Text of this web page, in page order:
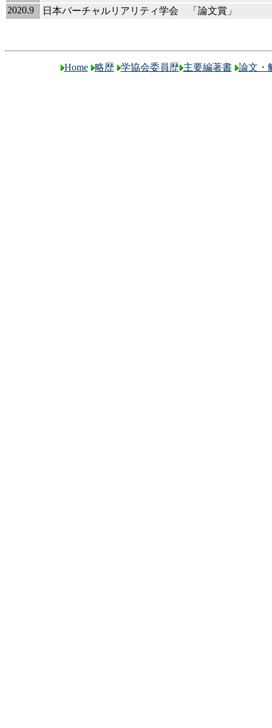
2020.9
日本バーチャルリアリティ学会 「論文賞」
Home 略歴 学協会委員歴 主要編著書 論文・